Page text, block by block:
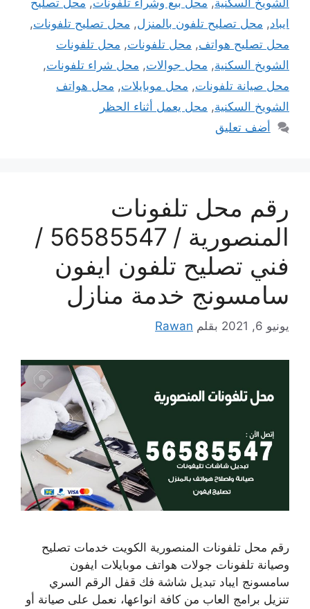
الشويخ السكنية, محل بيع وشراء تلفونات, محل تصليح
ايباد, محل تصليح تلفون بالمنزل, محل تصليح تلفونات,
محل تصليح هواتف, محل تلفونات, محل تلفونات
الشويخ السكنية, محل جوالات, محل شراء تلفونات,
محل صيانة تلفونات, محل موبايلات, محل هواتف
الشويخ السكنية, محل يعمل أثناء الحظر
أضف تعليق
رقم محل تلفونات
المنصورية / 56585547 /
فني تصليح تلفون ايفون
سامسونج خدمة منازل
يونيو 6, 2021 بقلم Rawan
رقم محل تلفونات المنصورية الكويت خدمات تصليح
وصيانة تلفونات جولات هواتف موبايلات ايفون
سامسونج ايباد تبديل شاشة فك قفل الرقم السري
تنزيل برامج العاب من كافة انواعها، نعمل على صيانة أو